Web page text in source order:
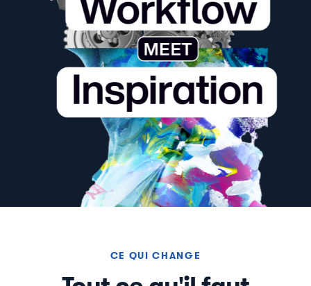
CE QUI CHANGE